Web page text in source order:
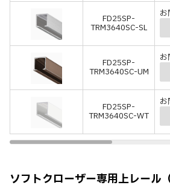
FD25SP-
TRM3640SC-SL
FD25SP-
TRM3640SC-UM
FD25SP-
TRM3640SC-WT
ソフトクローザー専用上レール